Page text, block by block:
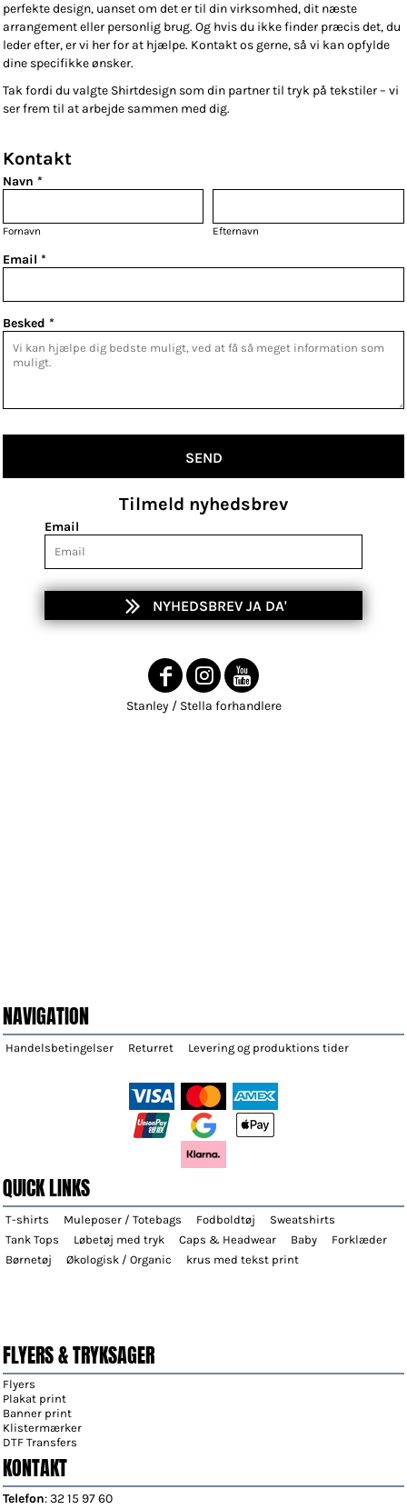
perfekte design, uanset om det er til din virksomhed, dit næste
arrangement eller personlig brug. Og hvis du ikke finder præcis det, du
leder efter, er vi her for at hjælpe. Kontakt os gerne, så vi kan opfylde
dine specifikke ønsker.
Tak fordi du valgte Shirtdesign som din partner til tryk på tekstiler – vi
ser frem til at arbejde sammen med dig.
Kontakt
Navn *
Fornavn Efternavn
Email *
Besked *
SEND
Tilmeld nyhedsbrev
Email
NYHEDSBREV JA DA'
Stanley / Stella forhandlere
NAVIGATION
Handelsbetingelser Returret Levering og produktions tider
QUICK LINKS
T-shirts Muleposer / Totebags Fodboldtøj
Sweatshirts
Tank Tops
Løbetøj med tryk Caps & Headwear Baby
Forklæder
Børnetøj
Økologisk / Organic krus med tekst print
FLYERS & TRYKSAGER
Flyers
Plakat print
Banner print
Klistermærker
DTF Transfers
KONTAKT
Telefon: 32 15 97 60